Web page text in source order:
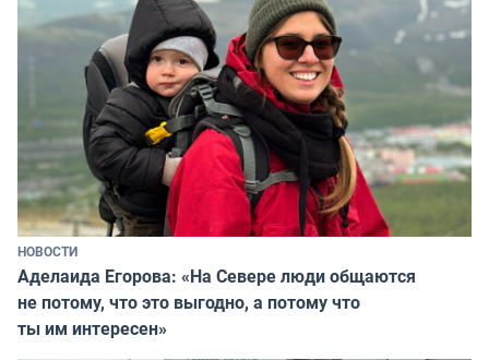
НОВОСТИ
Аделаида Егорова: «На Севере люди общаются
не потому, что это выгодно, а потому что
ты им интересен»